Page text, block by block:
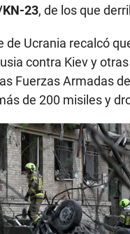
23, de los que
de Ucrania recalcó
contra Kiev y
Fuerzas Armadas
de 200 misiles y